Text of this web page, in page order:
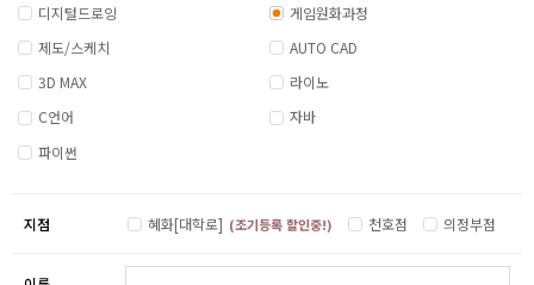
디지털드로잉
게임원화과정
제도/스케치
AUTO CAD
3D MAX
라이노
C언어
자바
파이썬
지점 혜화[대학로] (조기등록 할인중!) 천호점 의정부점